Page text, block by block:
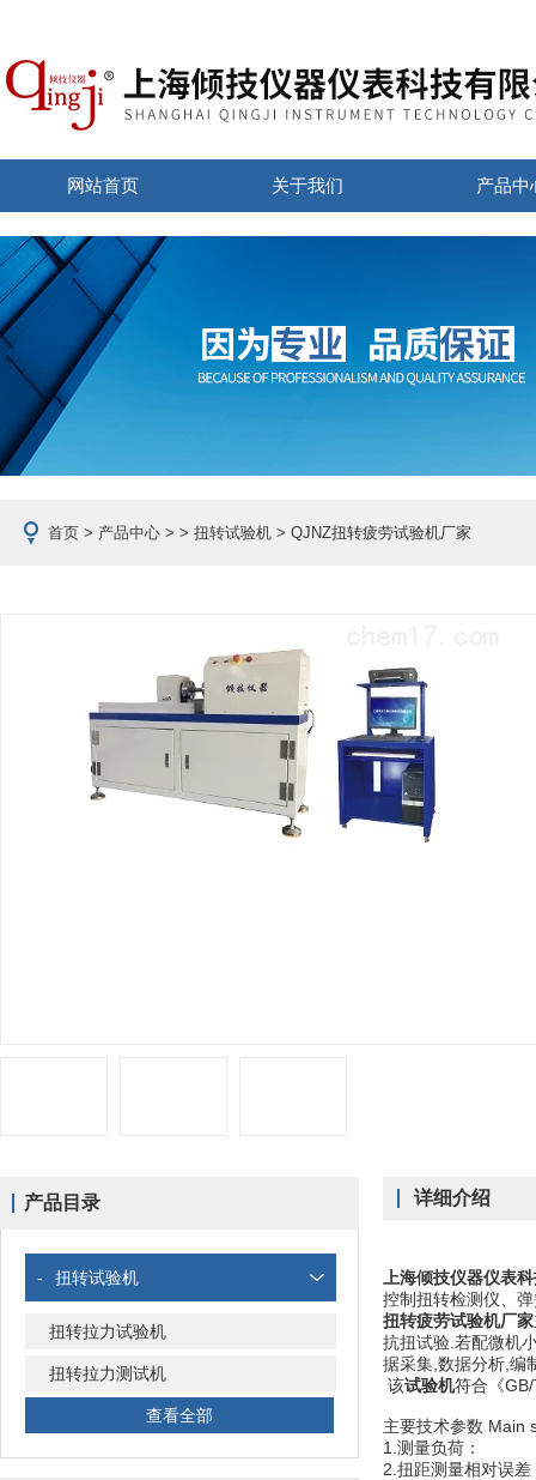
网站首页 关于我们 产品中
首页 > 产品中心 > > 扭转试验机 > QJNZ扭转疲劳试验机厂家
产品目录
- 扭转试验机
扭转拉力试验机
扭转拉力测试机
查看全部
详细介绍
上海倾技仪器仪表
控制扭转检测仪、
扭转疲劳试验机厂家
抗扭试验.若配微机
据采集,数据分析,
该试验机符合《
主要技术参数 Main
1.测量负荷：
2.扭距测量相对误